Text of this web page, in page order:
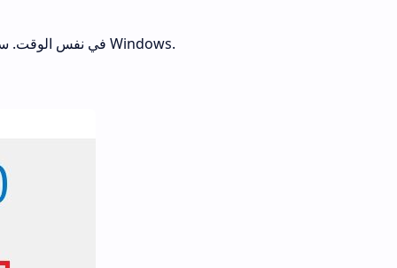
في نفس الوقت. منبثقة لإيقاف تشغيل Windows.